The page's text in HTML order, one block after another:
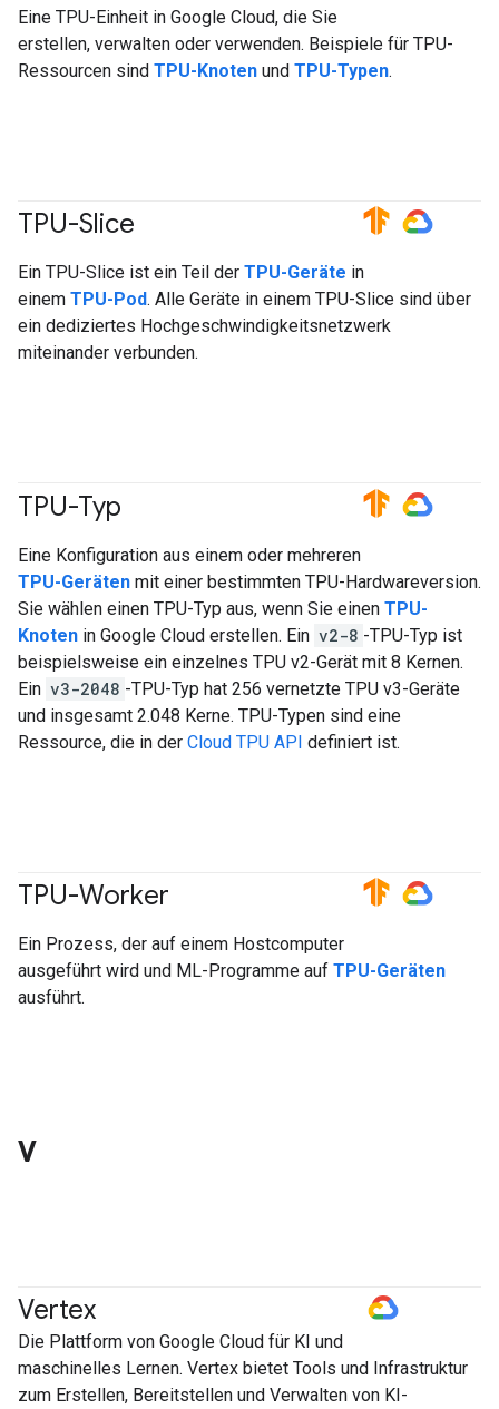
Eine TPU-Einheit in Google Cloud, die Sie
erstellen, verwalten oder verwenden. Beispiele für TPU-
Ressourcen sind TPU-Knoten und TPU-Typen.
TPU-Slice #TensorFlow #GoogleCloud
Ein TPU-Slice ist ein Teil der TPU-Geräte in
einem TPU-Pod. Alle Geräte in einem TPU-Slice sind über
ein dediziertes Hochgeschwindigkeitsnetzwerk
miteinander verbunden.
TPU-Typ #TensorFlow #GoogleCloud
Eine Konfiguration aus einem oder mehreren
TPU-Geräten mit einer bestimmten TPU-Hardwareversion.
Sie wählen einen TPU-Typ aus, wenn Sie einen TPU-
Knoten in Google Cloud erstellen. Ein v2-8 -TPU-Typ ist
beispielsweise ein einzelnes TPU v2-Gerät mit 8 Kernen.
Ein v3-2048 -TPU-Typ hat 256 vernetzte TPU v3-Geräte
und insgesamt 2.048 Kerne. TPU-Typen sind eine
Ressource, die in der Cloud TPU API definiert ist.
TPU-Worker #TensorFlow #GoogleCloud
Ein Prozess, der auf einem Hostcomputer
ausgeführt wird und ML-Programme auf TPU-Geräten
ausführt.
V
Vertex #GoogleCloud
Die Plattform von Google Cloud für KI und
maschinelles Lernen. Vertex bietet Tools und Infrastruktur
zum Erstellen, Bereitstellen und Verwalten von KI-